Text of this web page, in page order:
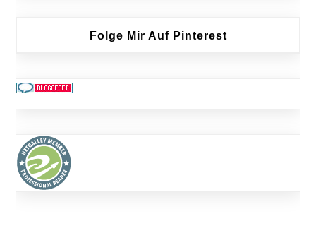
Folge Mir Auf Pinterest